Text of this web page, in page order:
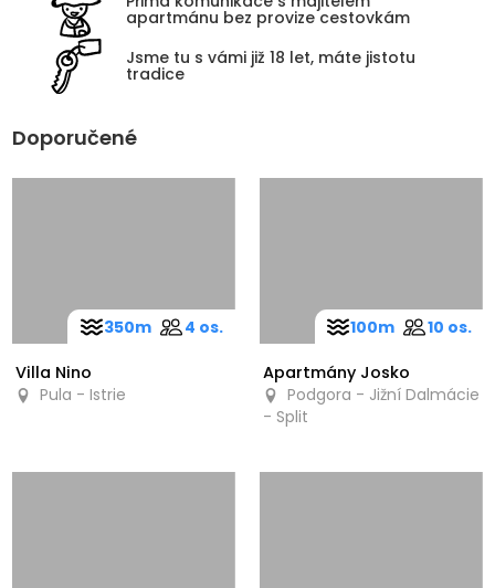
apartmánu bez provize cestovkám
Jsme tu s vámi již 18 let, máte jistotu
tradice
Doporučené
Villa Nino
Pula - Istrie
350m 4 os.
Apartmány Josko
Podgora - Jižní Dalmácie
- Split
100m 10 os.